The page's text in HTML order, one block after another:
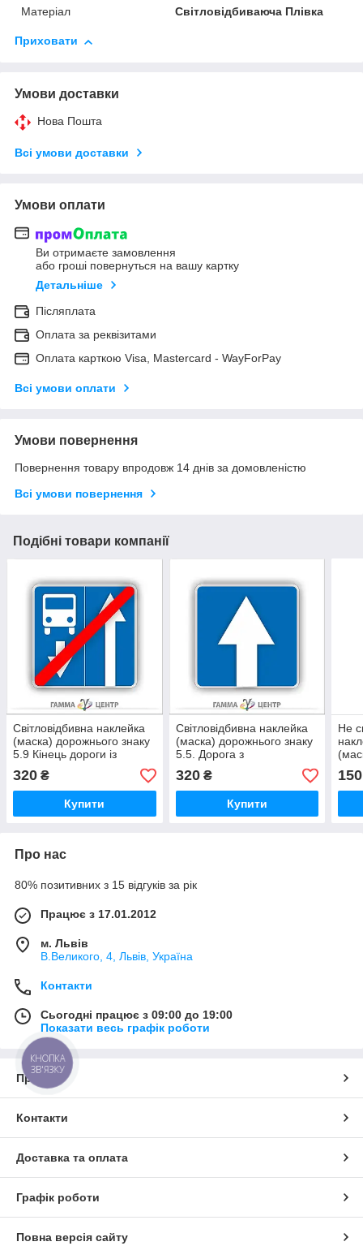
Матеріал
Світловідбиваюча Плівка
Приховати
Умови доставки
Нова Пошта
Всі умови доставки
Умови оплати
Ви отримаєте замовлення
або гроші повернуться на вашу картку
Детальніше
Післяплата
Оплата за реквізитами
Оплата карткою Visa, Mastercard - WayForPay
Всі умови оплати
Умови повернення
Повернення товару впродовж 14 днів за домовленістю
Всі умови повернення
Подібні товари компанії
Світловідбивна наклейка
(маска) дорожнього знаку
5.9 Кінець дороги із
смугою для руху
маршрутних траспортних
засобів
320 ₴
Купити
Світловідбивна наклейка
(маска) дорожнього знаку
5.5. Дорога з
одностороннім рухом
320₴
Купити
Не
150
Про нас
80% позитивних з 15 відгуків за рік
Працює з 17.01.2012
м. Львів
В.Великого, 4, Львів, Україна
Контакти
Сьогодні працює з 09:00 до 19:00
Показати весь графік роботи
Про нас
Контакти
Доставка та оплата
Графік роботи
Повна версія сайту
КНОПКА
ЗВ'ЯЗКУ